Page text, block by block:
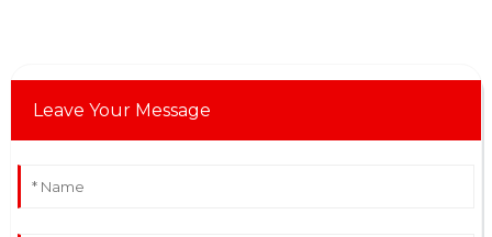
Leave Your Message